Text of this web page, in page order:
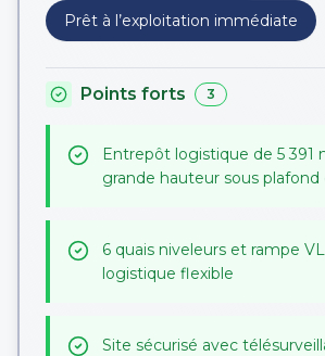
Prêt à l’exploitation immédiate
Points forts 3
Entrepôt logistique de 5 391
grande hauteur sous plafond
6 quais niveleurs et rampe
logistique flexible
Site sécurisé avec